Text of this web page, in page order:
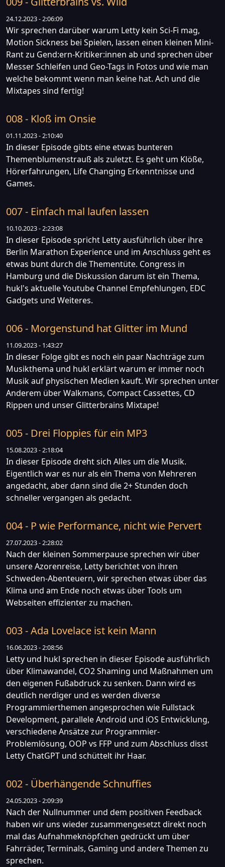
24.12.2023 - 2:06:09
Wir sprechen darüber warum Letty kein Sci-Fi mag,
Motion Sickness bei Spielen, lassen einen kleinen Mini-
Rant zu Gend:ern-Kritiker:innen ab und sprechen über
Messer Schleifen und Geo-Tags in Fotos und wie man
welche bekommt wenn man keine hat. Ach und die
Mixtapes sind fertig!
008 - Kloß im Onsie
01.11.2023 - 2:10:40
In dieser Episode gibts eine etwas bunteren
Themenblumenstrauß als zuletzt. Es geht um Klöße,
Hörerfahrungen, Life Changing Erkenntnisse und
Games.
007 - Einfach mal laufen lassen
10.10.2023 - 2:23:08
In dieser Episode spricht Letty ausführlich über ihre
Berlin Marathon Experience und im Anschluss geht es
etwas bunt durch die Thementüte. Congress in
Hamburg und die Diskussion darum ist ein Thema,
hukl's aktuelle Youtube Channel Empfehlungen, EDC
Gadgets und Weiteres.
006 - Morgenstund hat Glitter im Mund
11.09.2023 - 1:43:27
In dieser Folge gibt es noch ein paar Nachträge zum
Musikthema und hukl erklärt warum er immer noch
Musik auf physischen Medien kauft. Wir sprechen unter
Anderem über Walkmans, Compact Cassettes, CD
Rippen und unser Glitterbrains Mixtape!
005 - Drei Floppies für ein MP3
15.08.2023 - 2:18:04
In dieser Episode dreht sich Alles um die Musik.
Eigentlich war es nur als ein Thema von Mehreren
angedacht, aber dann sind die 2+ Stunden doch
schneller vergangen als gedacht.
004 - P wie Performance, nicht wie Pervert
27.07.2023 - 2:28:02
Nach der kleinen Sommerpause sprechen wir über
unsere Azorenreise, Letty berichtet von ihren
Schweden-Abenteuern, wir sprechen etwas über das
Klima und am Ende noch etwas über Tools um
Webseiten effizienter zu machen.
003 - Ada Lovelace ist kein Mann
16.06.2023 - 2:08:56
Letty und hukl sprechen in dieser Episode ausführlich
über Klimawandel, CO2 Shaming und Maßnahmen um
den eigenen Fußabdruck zu senken. Dann wird es
deutlich nerdiger und es werden diverse
Programmierthemen angesprochen wie Fullstack
Development, parallele Android und iOS Entwicklung,
verschiedene Ansätze zur Programmier-
Problemlösung, OOP vs FFP und zum Abschluss disst
Letty ChatGPT und schüttelt ihr Haar.
002 - Überhängende Schnuffies
24.05.2023 - 2:09:39
Nach der Nullnummer und dem positiven Feedback
haben wir uns wieder zusammengesetzt direkt noch
mal das Aufnahmeknöpfchen gedrückt um über
Fahrräder, Terminals, Gaming und andere Themen zu
sprechen.